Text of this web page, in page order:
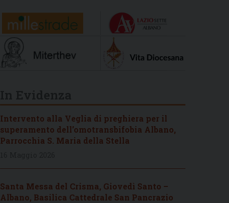
Intervento alla Veglia di preghiera per il
superamento dell’omotransbifobia Albano,
Parrocchia S. Maria della Stella
Santa Messa del Crisma, Giovedì Santo –
Albano, Basilica Cattedrale San Pancrazio